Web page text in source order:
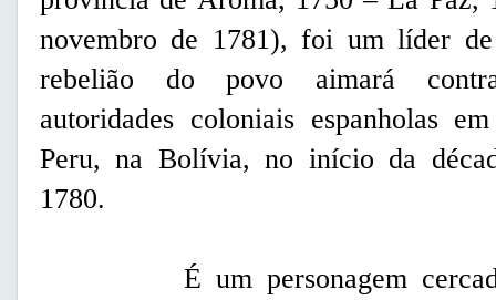
novembro de 1781), foi um líder
rebelião do povo aimará
autoridades coloniais espanholas
Peru, na Bolívia, no início da
1780.
É um personagem